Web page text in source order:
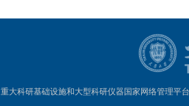
重大科研基础设施和大型科研仪器国家网络管理平台